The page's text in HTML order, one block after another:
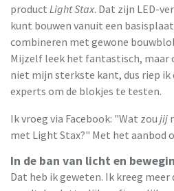
product Light Stax. Dat zijn LED-
kunt bouwen vanuit een
combineren met gewone
Mijzelf leek het fantastisch, maar
niet mijn sterkste kant, dus riep ik
experts om de blokjes te testen.
Ik vroeg via Facebook: "Wat zou jij
met Light Stax?" Met het aanbod
In de ban van licht en
Dat heb ik geweten. Ik kreeg meer